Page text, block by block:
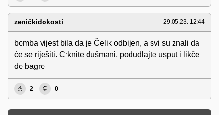
zeničkidokosti 29.05.23. 12:44
bomba vijest bila da je Čelik odbijen, a svi su znali da
će se riješiti. Crknite dušmani, podudlajte usput i likče
do bagro
2 0